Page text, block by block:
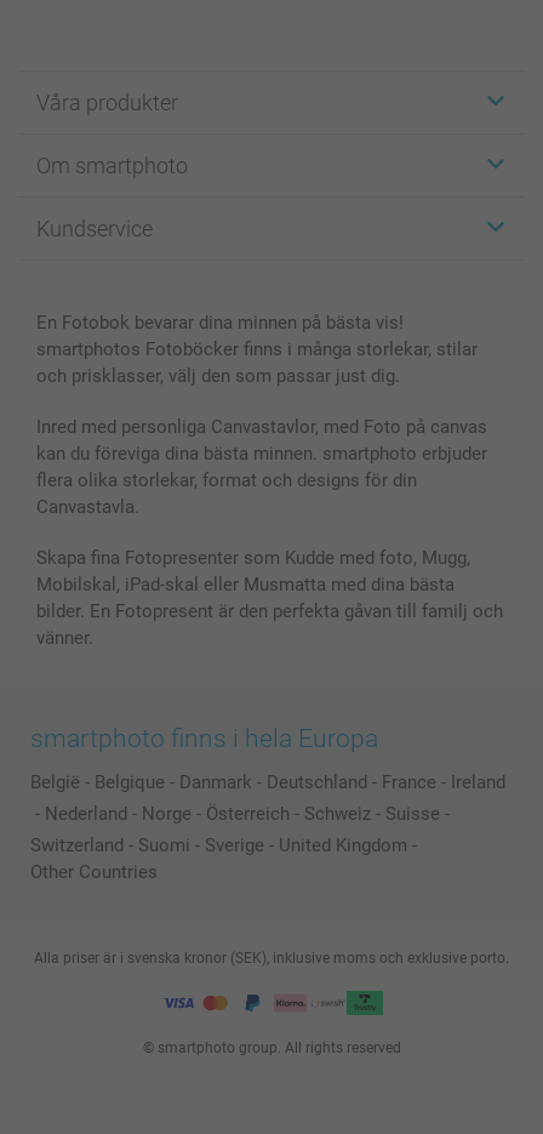
Våra produkter
Fotokort
Fotoböcker
Skal till Mobil & Surfplatta
MyNameBook
Fotoramar & Tillbehör
Presentkort
Alla fotoprodukter
Om smartphoto
För affiliates
Sitemap
Villkor och garantier
Kundservice
smartbonus
Priser & betalning
En Fotobok bevarar dina minnen på bästa vis!
smartphotos Fotoböcker finns i många storlekar, stilar
och prisklasser, välj den som passar just dig.
Inred med personliga Canvastavlor, med Foto på canvas
kan du föreviga dina bästa minnen. smartphoto erbjuder
flera olika storlekar, format och designs för din
Canvastavla.
Skapa fina Fotopresenter som Kudde med foto, Mugg,
Mobilskal, iPad-skal eller Musmatta med dina bästa
bilder. En Fotopresent är den perfekta gåvan till familj och
vänner.
smartphoto finns i hela Europa
België - Belgique - Danmark - Deutschland - France - Ireland
- Nederland - Norge - Österreich - Schweiz - Suisse -
Switzerland - Suomi - Sverige - United Kingdom -
Other Countries
© smartphoto group. All rights reserved
Alla priser är i svenska kronor (SEK), inklusive moms och exklusive porto.